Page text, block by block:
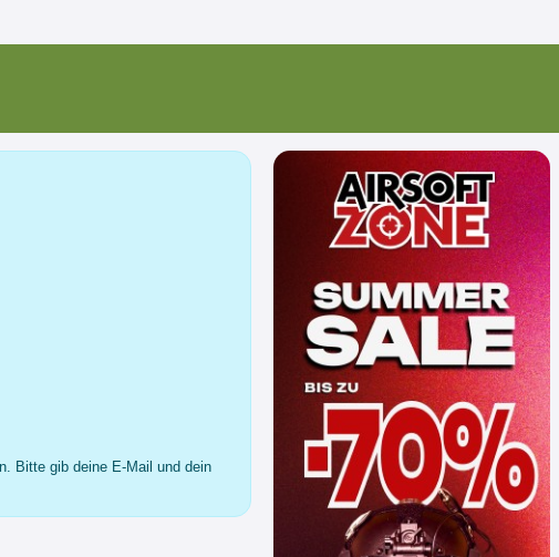
Bitte gib deine E-Mail und dein